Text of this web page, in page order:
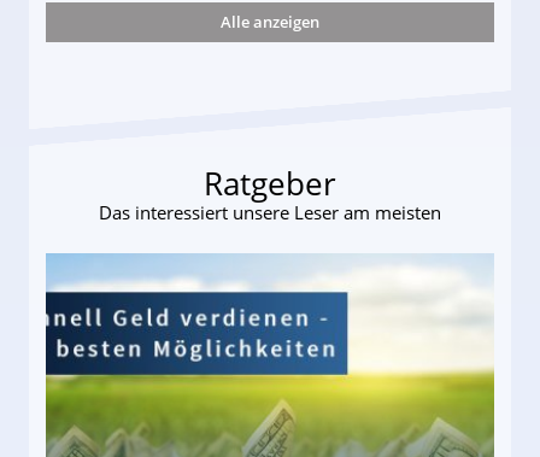
und wie viel?
Alle anzeigen
Ratgeber
Das interessiert unsere Leser am meisten